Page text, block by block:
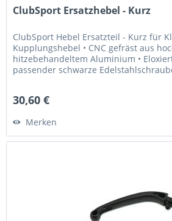
ClubSport Ersatzhebel - Kurz
ClubSport Hebel Ersatzteil - Kurz für
Kupplungshebel • CNC gefräst aus
hitzebehandeltem Aluminium •
passender schwarze
30,60 €
Merken